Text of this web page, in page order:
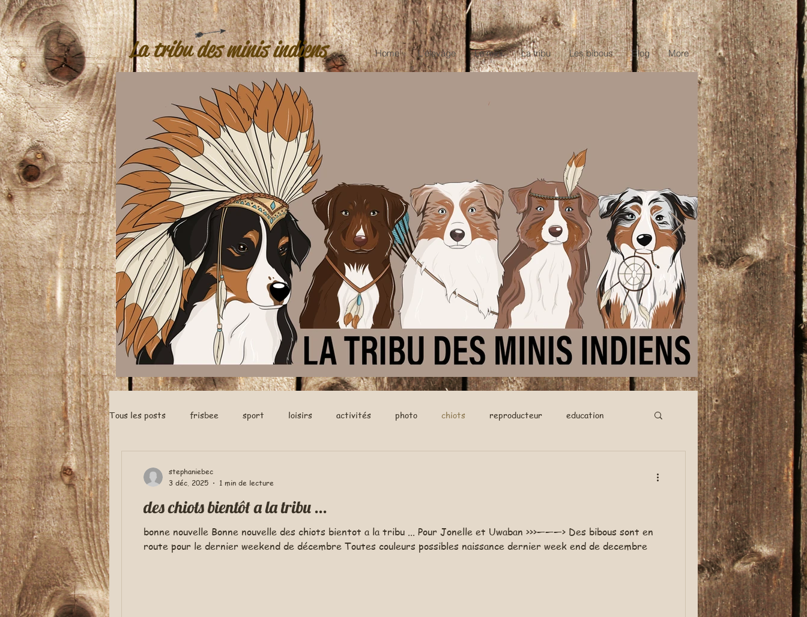
La tribu des minis indiens Home L'élevage Le mini La tribu Les bibous Blog More
Tous les posts frisbee sport loisirs activités photo chiots reproducteur education
des chiots bientôt a la tribu ...
bonne nouvelle Bonne nouvelle des chiots bientot a la tribu ... Pour Jonelle et Uwaban >>>———> Des bibous sont en
route pour le dernier weekend de décembre Toutes couleurs possibles naissance dernier week end de decembre
stephaniebec
3 déc. 2025
1 min de lecture